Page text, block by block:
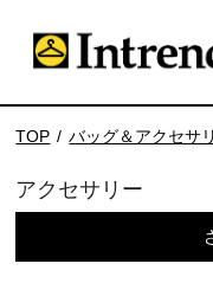
TOP バッグ＆アクセサ
アクセサリー